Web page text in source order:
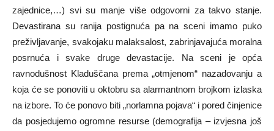
zajednice,…) svi su manje više odgovorni za takvo stanje.
Devastirana su ranija postignuća pa na sceni imamo puko
preživljavanje, svakojaku malaksalost, zabrinjavajuća moralna
posrnuća i svake druge devastacije. Na sceni je opća
ravnodušnost Kladuščana prema „otmjenom“ nazadovanju a
koja će se ponoviti u oktobru sa alarmantnom brojkom izlaska
na izbore. To će ponovo biti „norlamna pojava“ i pored činjenice
da posjedujemo ogromne resurse (demografija – izvjesna još